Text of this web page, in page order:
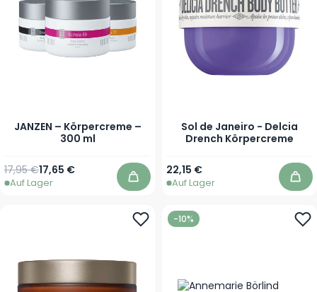
JANZEN – Körpercreme –
300 ml
Ab
17,65 €
Regulärer Preis
17,95 €
Auf Lager In den Warenkorb
Sol de Janeiro - Delcia
Drench Körpercreme
Ab
22,15 €
Auf Lager In
-10%